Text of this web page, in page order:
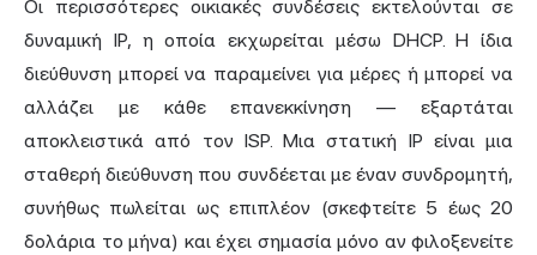
Οι περισσότερες οικιακές συνδέσεις εκτελούνται σε
δυναμική IP, η οποία εκχωρείται μέσω DHCP. Η ίδια
διεύθυνση μπορεί να παραμείνει για μέρες ή μπορεί να
αλλάζει με κάθε επανεκκίνηση — εξαρτάται
αποκλειστικά από τον ISP. Μια στατική IP είναι μια
σταθερή διεύθυνση που συνδέεται με έναν συνδρομητή,
συνήθως πωλείται ως επιπλέον (σκεφτείτε 5 έως 20
δολάρια το μήνα) και έχει σημασία μόνο αν φιλοξενείτε